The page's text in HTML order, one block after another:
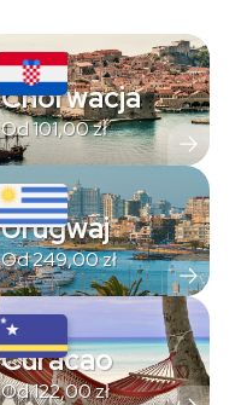
Chorwacja
Od101,00zł
Urugwaj
Od249,00zł
Curacao
Od122,00zł